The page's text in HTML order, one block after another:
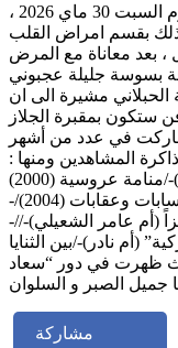
انتقلت الى رحمة الله تعالى صباح اليوم السبت 30 ماي 2026 ،
وذلك بقسم امراض القلب
بسوسة جليلة عجبوني
الحبلاني مشيرة الى ان
شاركت في عدد من أشهر
المشاهدين ومنها :
-/عودة المنيار (2005) وجسدت فيه دوراً مميزاً (أم عامر الشعيلي)-/
“زكية” (أم نادر)-/بين الثنايا
مشاركة